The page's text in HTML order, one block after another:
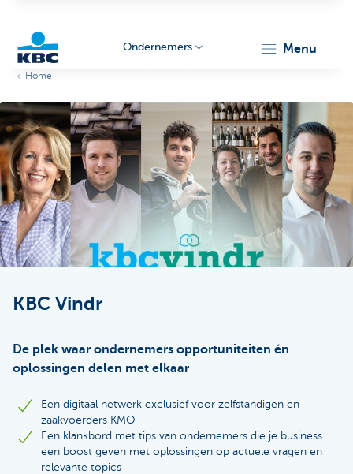
Ondernemers
Ondernemers menu
Home
KBC Vindr
De plek waar ondernemers opportuniteiten én
oplossingen delen met elkaar
Een digitaal netwerk exclusief voor zelfstandigen en
zaakvoerders KMO
Een klankbord met tips van ondernemers die je business
een boost geven met oplossingen op actuele vragen en
relevante topics